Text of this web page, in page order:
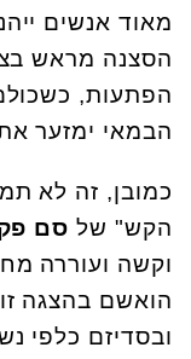
מאוד אנשים
הסצנה מראש
הפתעות,
הבמאי ימזער
כמובן, זה לא
הקש" של סם
וקשה ועוררה
הואשם בהצגה
ובסדיזם כלפי